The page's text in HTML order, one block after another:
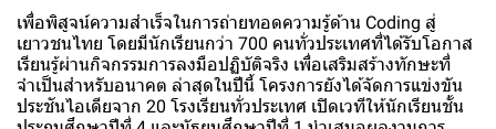
เพื่อพิสูจน์ความสำเร็จในการถ่ายทอดความรู้ด้าน Coding สู่
เยาวชนไทย โดยมีนักเรียนกว่า 700 คนทั่วประเทศที่ได้รับโอกาส
เรียนรู้ผ่านกิจกรรมการลงมือปฏิบัติจริง เพื่อเสริมสร้างทักษะที่
จำเป็นสำหรับอนาคต ล่าสุดในปีนี้ โครงการยังได้จัดการแข่งขัน
ประชันไอเดียจาก 20 โรงเรียนทั่วประเทศ เปิดเวทีให้นักเรียนชั้น